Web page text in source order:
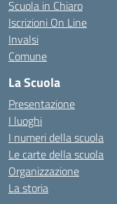
Scuola in Chiaro
Iscrizioni On Line
Invalsi
Comune
La Scuola
Presentazione
I luoghi
I numeri della scuola
Le carte della scuola
Organizzazione
La storia